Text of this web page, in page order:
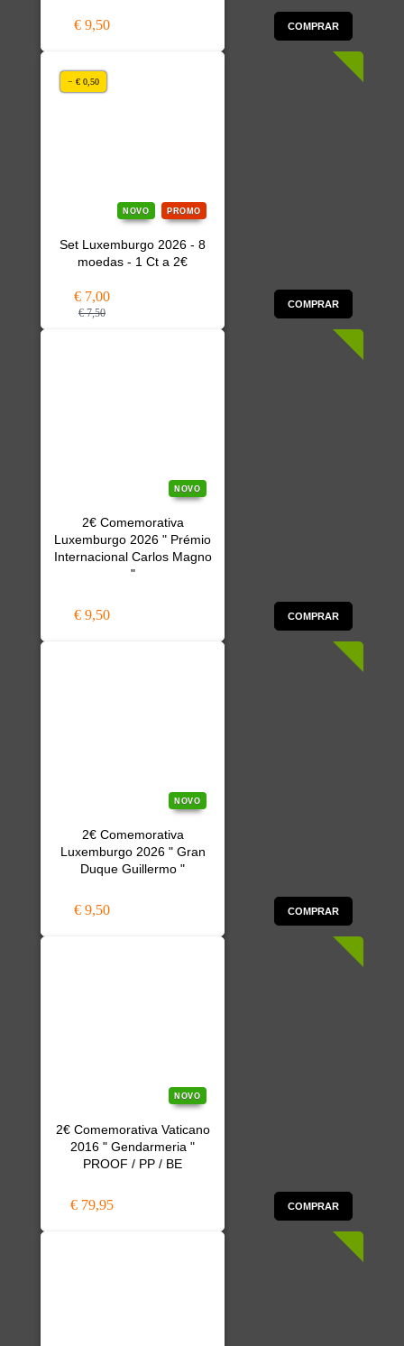
€ 9,50 COMPRAR
NOVO PROMO
Set Luxemburgo 2026 - 8
moedas - 1 Ct a 2€
€ 7,00
€ 7,50
COMPRAR
− € 0,50
NOVO
2€ Comemorativa
Luxemburgo 2026 " Prémio
Internacional Carlos Magno
"
€ 9,50 COMPRAR
NOVO
2€ Comemorativa
Luxemburgo 2026 " Gran
Duque Guillermo "
€ 9,50 COMPRAR
NOVO
2€ Comemorativa Vaticano
2016 " Gendarmeria "
PROOF / PP / BE
€ 79,95 COMPRAR